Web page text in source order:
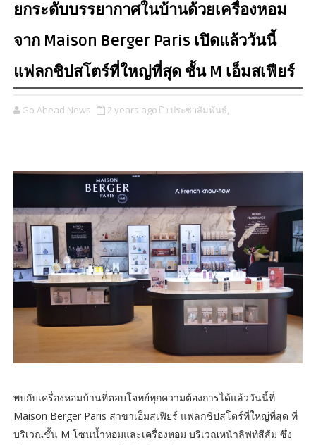
ยกระดับบรรยากาศในบ้านด้วยเครื่องหอม
จาก Maison Berger Paris เปิดแล้ววันนี้
แฟลกชิปสโตร์ที่ใหญ่ที่สุด ชั้น M เอ็มสเฟียร์
Go Ahead News 2 years ago ประชาสัมพันธ์,
พบกับเครื่องหอมบ้านที่ตอบโจทย์ทุกความต้องการได้แล้ววันนี้ที่
Maison Berger Paris สาขาเอ็มสเฟียร์ แฟลกชิปสโตร์ที่ใหญ่ที่สุด ที่
บริเวณชั้น M โซนน้ำหอมและเครื่องหอม บริเวณหน้าลิฟท์สีส้ม ซึ่ง